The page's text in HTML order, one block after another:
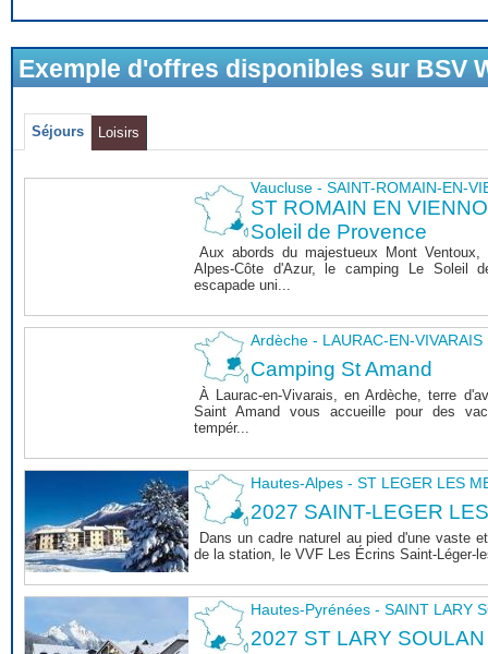
Exemple d'offres disponibles sur BSV
Séjours Loisirs
Vaucluse - SAINT-ROMAIN-EN-
ST ROMAIN EN
Soleil de Provence
Aux abords du majestueux Mont
Alpes-Côte d'Azur, le camping Le Soleil
escapade uni...
Ardèche - LAURAC-EN-VIVARAIS
Camping St Amand
À Laurac-en-Vivarais, en Ardèche, terre
Saint Amand vous accueille pour des
tempér...
Hautes-Alpes - ST LEGER LES
2027 SAINT-LEGER
Dans un cadre naturel au pied d'une vaste
de la station, le VVF Les Écrins Saint-Léger-
Hautes-Pyrénées - SAINT LARY
2027 ST LARY SOULAN